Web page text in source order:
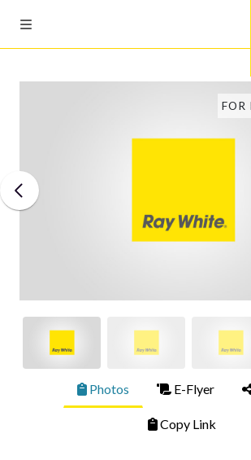
FOR
Photos E-Flyer
Copy Link